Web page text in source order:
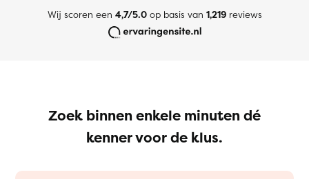
Wij scoren een 4,7/5.0op basis van 1,219reviews
Zoek binnen enkele minuten dé
kenner voor de klus.